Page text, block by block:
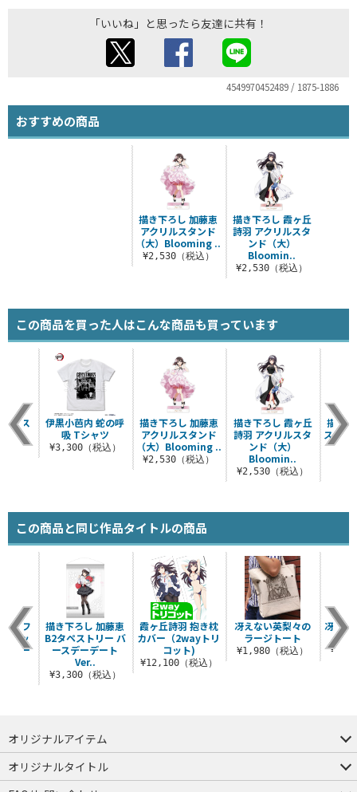
「いいね」と思ったら友達に共有！
4549970452489 / 1875-1886
おすすめの商品
描き下ろし 加藤恵
アクリルスタンド
（大）Blooming ..
¥2,530（税込）
描き下ろし 霞ヶ丘
詩羽 アクリルスタ
ンド（大）
Bloomin..
¥2,530（税込）
この商品を買った人はこんな商品も買っています
描き下ろし 加藤恵
アクリルスタンド
（大）Blooming ..
¥2,530（税込）
描き下ろし 霞ヶ丘
詩羽 アクリルスタ
ンド（大）
Bloomin..
¥2,530（税込）
描き
スペン
ルス
込）
伊黒小芭内 蛇の呼
吸 Tシャツ
¥3,300（税込）
この商品と同じ作品タイトルの商品
霞ヶ丘詩羽 抱き枕
カバー（2wayトリ
コット)
¥12,100（税込）
冴えない英梨々の
ラージトート
¥1,980（税込）
冴えな
きフ
カッ
デー
描き下ろし 加藤恵
B2タペストリー バ
ースデーデート
Ver..
¥3,300（税込）
オリジナルアイテム
つままれ
つかまれ
ピョコッテ
オリジナルタイトル
アイテムヤ
ミスカトニック大學購買部